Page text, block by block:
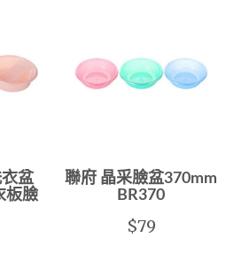
盆
板臉
聯府 晶采臉盆370mm
BR370
$79